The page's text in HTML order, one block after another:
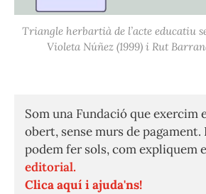
Triangle herbartià de l’acte educatiu
Violeta Núñez (1999) i Rut
Som una Fundació que exercim
obert, sense murs de pagament.
podem fer sols, com expliquem
editorial.
Clica aquí i ajuda'ns!